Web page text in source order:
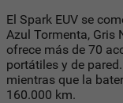
El Spark EUV se
Azul Tormenta, Gris
ofrece más de 70
portátiles y de
mientras que la
160.000 km.